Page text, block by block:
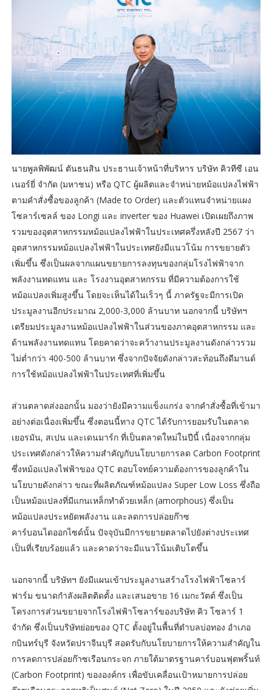
นายพูลพิพัฒน์ ตันธนสิน ประธานเจ้าหน้าที่บริหาร บริษัท คิวทีซี เอน
เนอร์ยี่ จำกัด (มหาชน) หรือ QTC ผู้ผลิตและจำหน่ายหม้อแปลงไฟฟ้า
ตามคำสั่งซื้อของลูกค้า (Made to Order) และตัวแทนจำหน่ายแผง
โซลาร์เซลล์ ของ Longi และ inverter ของ Huawei เปิดเผยถึงภาพ
รวมของอุตสาหกรรมหม้อแปลงไฟฟ้าในประเทศครึ่งหลังปี 2567 ว่า
อุตสาหกรรมหม้อแปลงไฟฟ้าในประเทศยังมีแนวโน้ม การขยายตัว
เพิ่มขึ้น ซึ่งเป็นผลจากแผนขยายการลงทุนของกลุ่มโรงไฟฟ้าจาก
พลังงานทดแทน และ โรงงานอุตสาหกรรม ที่มีความต้องการใช้
หม้อแปลงเพิ่มสูงขึ้น โดยจะเห็นได้ในเร็วๆ นี้ ภาครัฐจะมีการเปิด
ประมูลงานอีกประมาณ 2,000-3,000 ล้านบาท นอกจากนี้ บริษัทฯ
เตรียมประมูลงานหม้อแปลงไฟฟ้าในส่วนของภาคอุตสาหกรรม และ
ด้านพลังงานทดแทน โดยคาดว่าจะคว้างานประมูลงานดังกล่าวรวม
ไม่ต่ำกว่า 400-500 ล้านบาท ซึ่งจากปัจจัยดังกล่าวสะท้อนถึงดีมานด์
การใช้หม้อแปลงไฟฟ้าในประเทศที่เพิ่มขึ้น
ส่วนตลาดส่งออกนั้น มองว่ายังมีความแข็งแกร่ง จากคำสั่งซื้อที่เข้ามา
อย่างต่อเนื่องเพิ่มขึ้น ซึ่งตอนนี้ทาง QTC ได้รับการยอมรับในตลาด
เยอรมัน, สเปน และเดนมาร์ก ที่เป็นตลาดใหม่ในปีนี้ เนื่องจากกลุ่ม
ประเทศดังกล่าวให้ความสำคัญกับนโยบายการลด Carbon Footprint
ซึ่งหม้อแปลงไฟฟ้าของ QTC ตอบโจทย์ความต้องการของลูกค้าใน
นโยบายดังกล่าว ขณะที่ผลิตภัณฑ์หม้อแปลง Super Low Loss ซึ่งถือ
เป็นหม้อแปลงที่มีแกนเหล็กทำด้วยเหล็ก (amorphous) ซึ่งเป็น
หม้อแปลงประหยัดพลังงาน และลดการปล่อยก๊าซ
คาร์บอนไดออกไซด์นั้น ปัจจุบันมีการขยายตลาดไปยังต่างประเทศ
เป็นที่เรียบร้อยแล้ว และคาดว่าจะมีแนวโน้มเติบโตขึ้น
นอกจากนี้ บริษัทฯ ยังมีแผนเข้าประมูลงานสร้างโรงไฟฟ้าโซลาร์
ฟาร์ม ขนาดกำลังผลิตติดตั้ง และเสนอขาย 16 เมกะวัตต์ ซึ่งเป็น
โครงการส่วนขยายจากโรงไฟฟ้าโซลาร์ของบริษัท คิว โซลาร์ 1
จำกัด ซึ่งเป็นบริษัทย่อยของ QTC ตั้งอยู่ในพื้นที่ตำบลบ่อทอง อำเภอ
กบินทร์บุรี จังหวัดปราจีนบุรี สอดรับกับนโยบายการให้ความสำคัญใน
การลดการปล่อยก๊าซเรือนกระจก ภายใต้มาตรฐานคาร์บอนฟุตพริ้นท์
(Carbon Footprint) ขององค์กร เพื่อขับเคลื่อนเป้าหมายการปล่อย